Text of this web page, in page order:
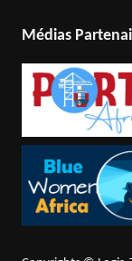
Médias